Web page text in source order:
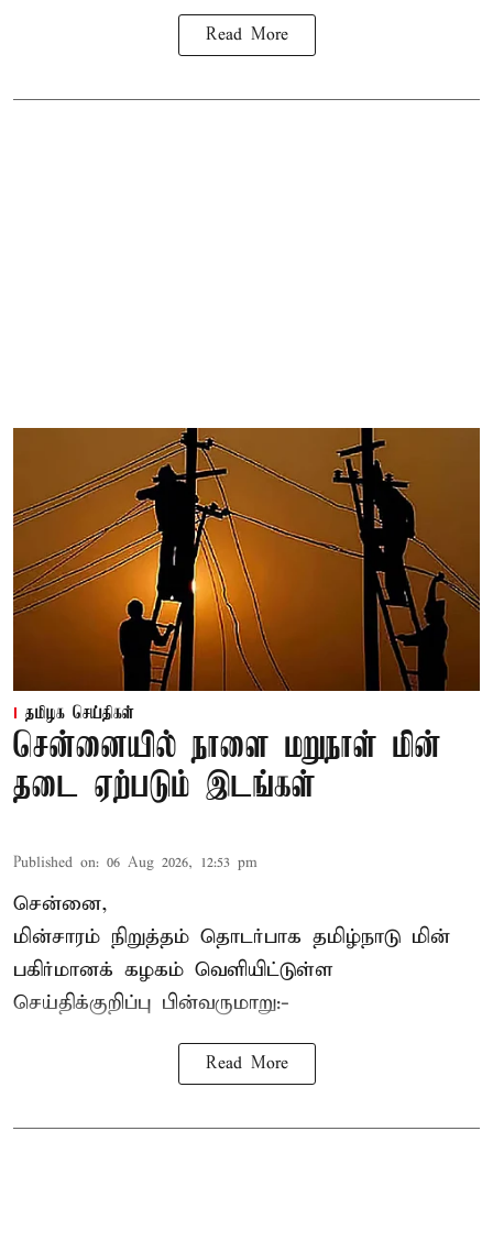
Read More
தமிழக செய்திகள்
சென்னையில் நாளை மறுநாள் மின்
தடை ஏற்படும் இடங்கள்
Published on: 06 Aug 2026, 12:53 pm
சென்னை,
மின்சாரம் நிறுத்தம் தொடர்பாக தமிழ்நாடு மின்
பகிர்மானக் கழகம் வெளியிட்டுள்ள
செய்திக்குறிப்பு பின்வருமாறு:-
Read More